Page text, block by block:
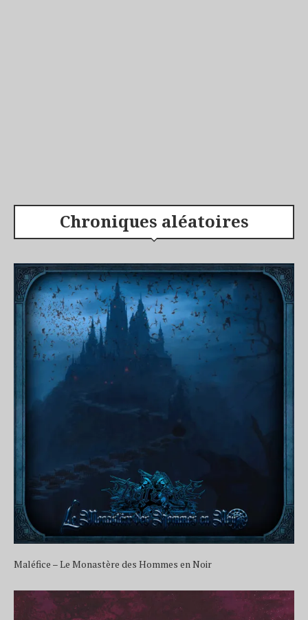
Chroniques aléatoires
Maléfice – Le Monastère des Hommes en Noir